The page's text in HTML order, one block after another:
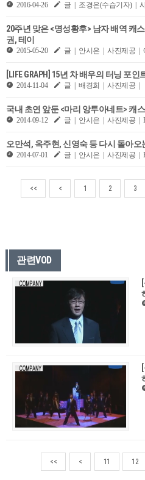
2016-04-26 글 | 조경은(수습기자) |
20주년 맞은 <명성황후> 남자 배역 캐
권, 테이
2015-05-20 글 | 안시은 | 사진제공 |
[​LIFE GRAPH] 15년 차 배우의 터닝 포인
2014-11-04 글 | 배경희 | 사진제공 |
국내 초연 앞둔 <마리 앙투아네트> 캐
2014-09-12 글 | 안시은 | 사진제공 |
오만석, 옥주현, 신영숙 등 다시 돌아오
2014-07-01 글 | 안시은 | 사진제공 |
<< < 1 2 3
관련VOD
<< < 11 12